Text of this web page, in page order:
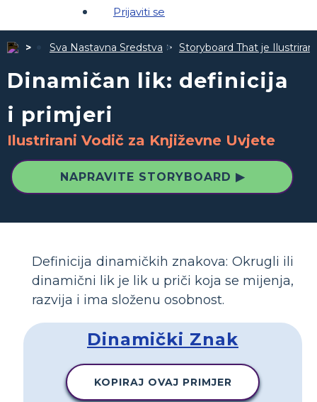
Prijaviti se
Sva Nastavna Sredstva Storyboard That je
Dinamičan lik: definicija
i primjeri
Ilustrirani Vodič za Književne Uvjete
NAPRAVITE STORYBOARD ▶
Definicija dinamičkih znakova: Okrugli ili
dinamični lik je lik u priči koja se mijenja,
razvija i ima složenu osobnost.
Dinamički Znak
KOPIRAJ OVAJ PRIMJER